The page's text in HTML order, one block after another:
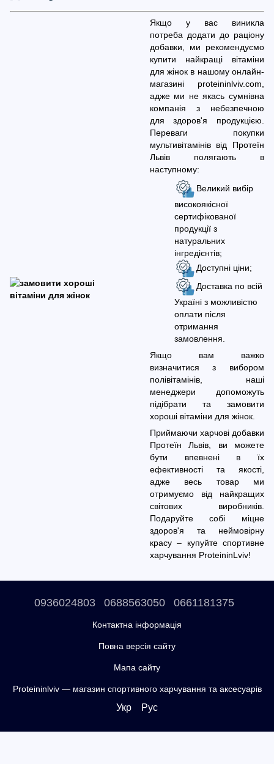
Якщо у вас виникла
потреба додати до раціону
добавки, ми рекомендуємо
купити найкращі вітаміни
для жінок в нашому онлайн-
магазині proteininlviv.com,
адже ми не якась сумнівна
компанія з небезпечною
для здоров'я продукцією.
Переваги покупки
мультивітамінів від Протеїн
Львів полягають в
наступному:
Великий вибір
високоякісної
сертифікованої
продукції з
натуральних
інгредієнтів;
Доступні ціни;
Доставка по всій
Україні з можливістю
оплати після
отримання
замовлення.
Якщо вам важко
визначитися з вибором
полівітамінів, наші
менеджери допоможуть
підібрати та замовити
хороші вітаміни для жінок.
Приймаючи харчові добавки
Протеїн Львів, ви можете
бути впевнені в їх
ефективності та якості,
адже весь товар ми
отримуємо від найкращих
світових виробників.
Подаруйте собі міцне
здоров'я та неймовірну
красу – купуйте спортивне
харчування ProteininLviv!
0936024803 0688563050 0661181375
Контактна інформація
Повна версія сайту
Мапа сайту
Proteininlviv — магазин спортивного харчування та аксесуарів
Укр Рус